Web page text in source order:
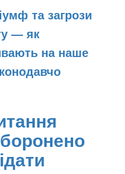
та загрози
— як
на наше